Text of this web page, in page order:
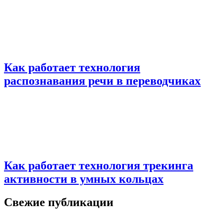
Как работает технология
распознавания речи в переводчиках
Как работает технология трекинга
активности в умных кольцах
Свежие публикации